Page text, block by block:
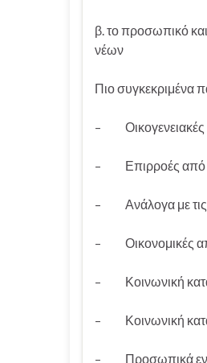
β. το προσωπικό
νέων
Πιο συγκεκριμένα
– Οικογενειακές
– Επιρροές από
– Ανάλογα με τις
– Οικονομικές
– Κοινωνική
– Κοινωνική
– Προσωπικά